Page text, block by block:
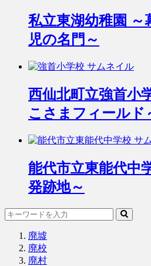
私立東湖幼稚園 ～
児の名門～
西仙北町立強首小
こさまフィールド
能代市立東能代中
発跡地～
廃墟
廃校
廃村